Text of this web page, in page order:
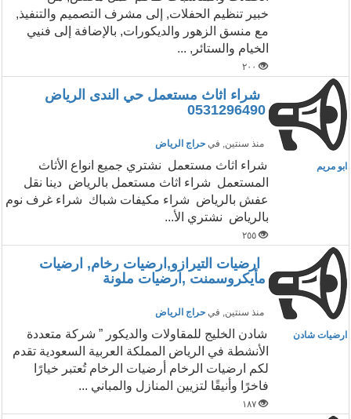
خبير تنظيم الحفلات, إلى مشرف التصميم والتنفيذ,
مع منسق الزهور والديكورات, بالإضافة إلى فنيي
الخيام والستائر, ...
٢٠٠
شراء اثاث مستعمل حي الندى الرياض
0531296490
منذ سنتين, في حراج الرياض
ابو مريم
شراء اثاث مستعمل نشتري جميع انواع الأثاث
المستعمل شراء اثاث مستعمل بالرياض دينا نقل
عفش بالرياض شراء مكيفات شباك شراء غرف نوم
بالرياض نشتري الأ...
٢٥٥
ارضيات التيرازو,ارضيات رخام, ارضيات
مأيكروسمنت ,ارضيات ملونة
منذ سنتين, في حراج الرياض
ارضيات شادن
شادن الخليج للمقاولات والديكور ” شركة متعددة
الأنشطة في الرياض المملكة العربية السعودية تقدم
لكم ارضيات الرخام أرضيات الرخام تُعتبر خيارًا
فاخرًا وأنيقًا لتزيين المنازل والمباني ...
١٨٧